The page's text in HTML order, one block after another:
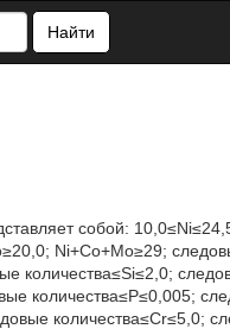
Найти
собой:
Ni+Co+Mo≥29;
количества≤Si≤2,0;
количества≤Р≤0,005;
количества≤Cr≤5,0;